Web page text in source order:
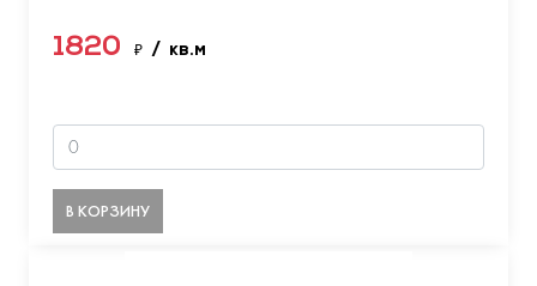
1820 ₽ / кв.м
В КОРЗИНУ